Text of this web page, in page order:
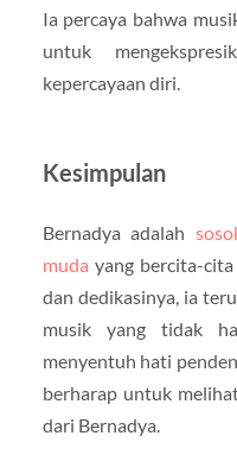
Ia percaya bahwa
untuk
kepercayaan diri.
Kesimpulan
Bernadya adalah
muda yang bercita-
dan dedikasinya, ia
musik yang tidak
menyentuh hati
berharap untuk
dari Bernadya.